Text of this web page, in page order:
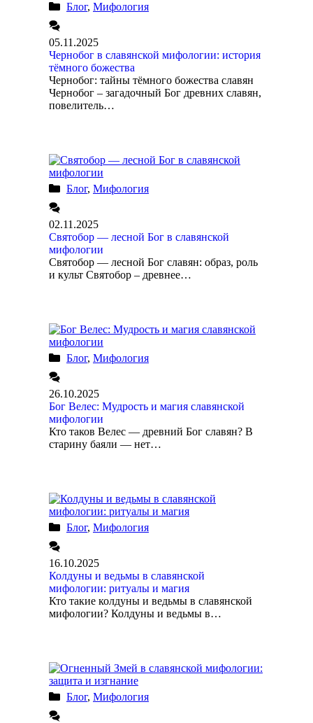
Блог, Мифология
05.11.2025
Чернобог в славянской мифологии: история
тёмного божества
Чернобог: тайны тёмного божества славян
Чернобог – загадочный Бог древних славян,
повелитель…
Блог, Мифология
02.11.2025
Святобор — лесной Бог в славянской
мифологии
Святобор — лесной Бог славян: образ, роль
и культ Святобор – древнее…
Блог, Мифология
26.10.2025
Бог Велес: Мудрость и магия славянской
мифологии
Кто таков Велес — древний Бог славян? В
старину баяли — нет…
Блог, Мифология
16.10.2025
Колдуны и ведьмы в славянской
мифологии: ритуалы и магия
Кто такие колдуны и ведьмы в славянской
мифологии? Колдуны и ведьмы в…
Блог, Мифология